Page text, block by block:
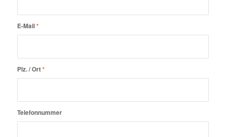
E-Mail*
Plz. / Ort*
Telefonnummer